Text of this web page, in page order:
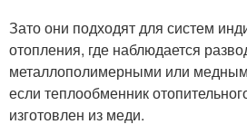
Зато они подходят для систем
отопления, где наблюдается
металлополимерными или
если теплообменник
изготовлен из меди.